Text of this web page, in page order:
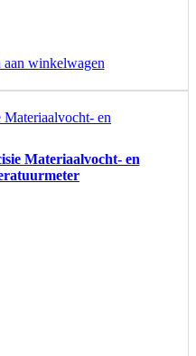
aan winkelwagen
Materiaalvocht- en